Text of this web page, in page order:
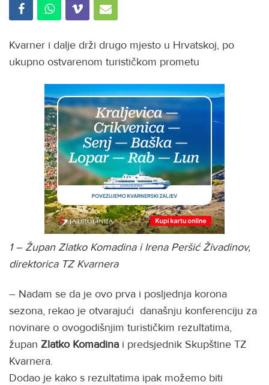
Kvarner i dalje drži drugo mjesto u Hrvatskoj, po
ukupno ostvarenom turističkom prometu
1 – Župan Zlatko Komadina i Irena Peršić Živadinov,
direktorica TZ Kvarnera
– Nadam se da je ovo prva i posljednja korona
sezona, rekao je otvarajući današnju konferenciju za
novinare o ovogodišnjim turističkim rezultatima,
župan Zlatko Komadina i predsjednik Skupštine TZ
Kvarnera.
Dodao je kako s rezultatima ipak možemo biti